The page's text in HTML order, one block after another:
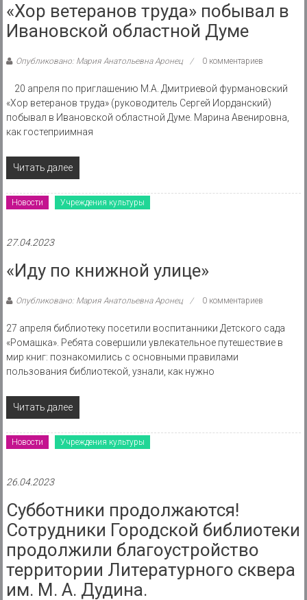
«Хор ветеранов труда» побывал в
Ивановской областной Думе
Опубликовано: Мария Анатольевна Аронец 0 комментариев
20 апреля по приглашению М.А. Дмитриевой фурмановский
«Хор ветеранов труда» (руководитель Сергей Иорданский)
побывал в Ивановской областной Думе. Марина Авенировна,
как гостеприимная
Читать далее
Новости Учреждения культуры
27.04.2023
«Иду по книжной улице»
Опубликовано: Мария Анатольевна Аронец 0 комментариев
27 апреля библиотеку посетили воспитанники Детского сада
«Ромашка». Ребята совершили увлекательное путешествие в
мир книг: познакомились с основными правилами
пользования библиотекой, узнали, как нужно
Читать далее
Новости Учреждения культуры
26.04.2023
Субботники продолжаются!
Сотрудники Городской библиотеки
продолжили благоустройство
территории Литературного сквера
им. М. А. Дудина.